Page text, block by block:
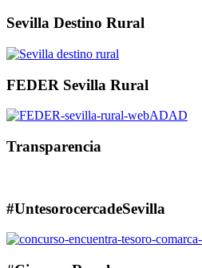
Sevilla Destino Rural
FEDER Sevilla Rural
Transparencia
#UntesorocercadeSevilla